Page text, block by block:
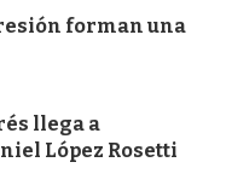
forman una
llega a
López Rosetti